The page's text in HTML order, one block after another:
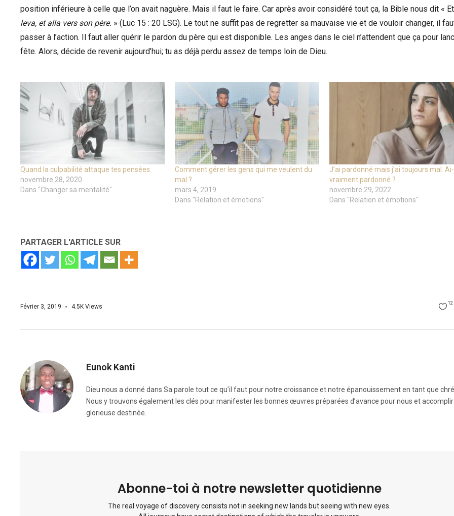
position inférieure à celle que l’on avait naguère. Mais il faut le faire. Car après avoir considéré tout ça, la Bible nous dit «
leva, et alla vers son père. » (Luc 15 : 20 LSG). Le tout ne suffit pas de regretter sa mauvaise vie et de vouloir changer, il
passer à l’action. Il faut aller quérir le pardon du père qui est disponible. Les anges dans le ciel n’attendent que ça pour
fête. Alors, décide de revenir aujourd’hui; tu as déjà perdu assez de temps loin de Dieu.
Quand la culpabilité attaque tes pensées.
novembre 28, 2020
Dans "Changer sa mentalité"
Comment gérer les gens qui me veulent du
mal ?
mars 4, 2019
Dans "Relation et émotions"
J’ai pardonné mais j’ai toujours mal.
vraiment pardonné ?
novembre 29, 2022
Dans "Relation et émotions"
PARTAGER L'ARTICLE SUR
Février 3, 2019 4.5K Views 12
Eunok Kanti
Dieu nous a donné dans Sa parole tout ce qu’il faut pour notre croissance et notre épanouissement en tant que
Nous y trouvons également les clés pour manifester les bonnes œuvres préparées d’avance pour nous et
glorieuse destinée.
Abonne-toi à notre newsletter quotidienne
The real voyage of discovery consists not in seeking new lands but seeing with new eyes.